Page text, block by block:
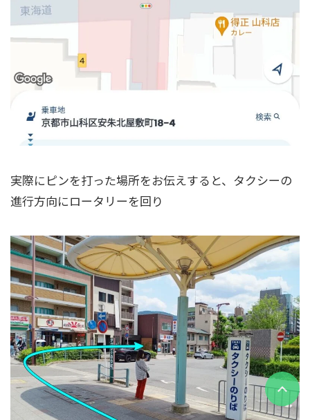
実際にピンを打った場所をお伝えすると、タクシーの
進行方向にロータリーを回り